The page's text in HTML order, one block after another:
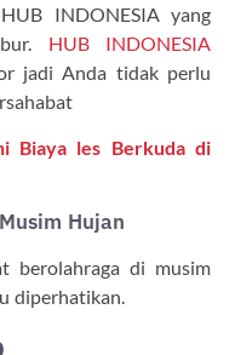
INDONESIA yang
HUB INDONESIA
jadi Anda tidak perlu
Biaya les Berkuda di
Hujan
berolahraga di musim
diperhatikan.